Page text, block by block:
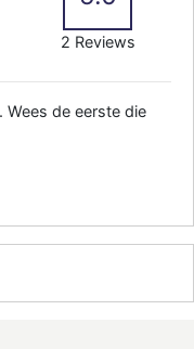
2 Reviews
Wees de eerste die